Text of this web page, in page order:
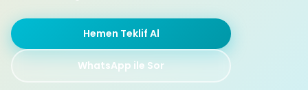
Hemen Teklif Al
WhatsApp ile Sor